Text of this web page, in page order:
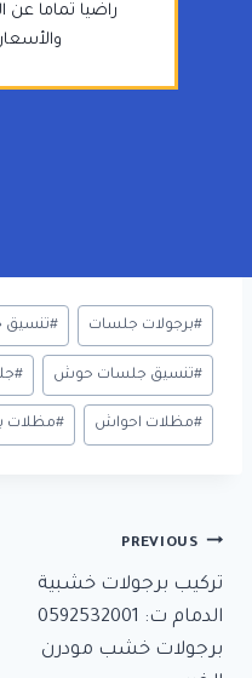
راضيا تماما عن
Post
Tags:
#برجولات جلسات #تنسيق
#تنسيق جلسات حوش #
#مظلات احواش #مظلات
تصفّح
المقالات
PREVIOUS
تركيب برجولات خشبية
الدمام ت: 0592532001
برجولات خشب مودرن